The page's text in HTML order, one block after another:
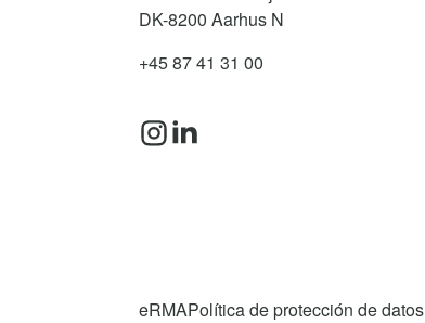
DK-8200 Aarhus N
+45 87 41 31 00
eRMAPolítica de protección de datos